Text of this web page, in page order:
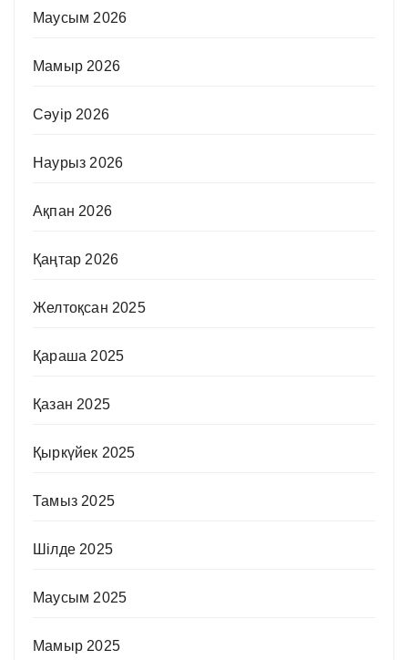
Маусым 2026
Мамыр 2026
Сәуір 2026
Наурыз 2026
Ақпан 2026
Қаңтар 2026
Желтоқсан 2025
Қараша 2025
Қазан 2025
Қыркүйек 2025
Тамыз 2025
Шілде 2025
Маусым 2025
Мамыр 2025